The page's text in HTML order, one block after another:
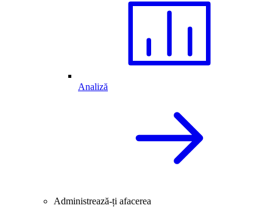
Analiză
Administrează-ți afacerea